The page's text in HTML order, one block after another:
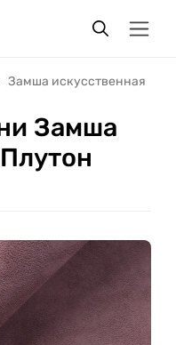
Замша искусственная
Замша